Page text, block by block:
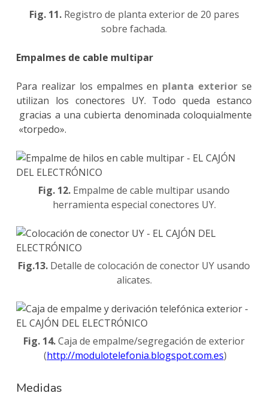
Fig. 11.Registro de planta exterior de 20 pares
sobre fachada.
Empalmes de cable multipar
Para realizar los empalmes en planta exterior se
utilizan los conectores UY. Todo queda estanco
gracias a una cubierta denominada coloquialmente
«torpedo».
Fig. 12. Empalme de cable multipar usando
herramienta especial conectores UY.
Fig.13. Detalle de colocación de conector UY usando
alicates.
Fig. 14.Caja de empalme/segregación de exterior
(http://modulotelefonia.blogspot.com.es)
Medidas